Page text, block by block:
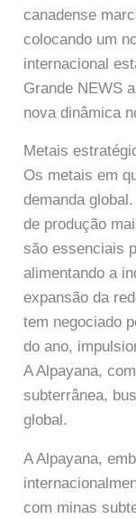
canadense
colocando um
internacional
Grande NEWS
nova dinâmica
Metais
Os metais em
demanda
de produção
são essenciais
alimentando a
expansão da
tem negociado
do ano,
A Alpayana,
subterrânea,
global.
A Alpayana,
com minas